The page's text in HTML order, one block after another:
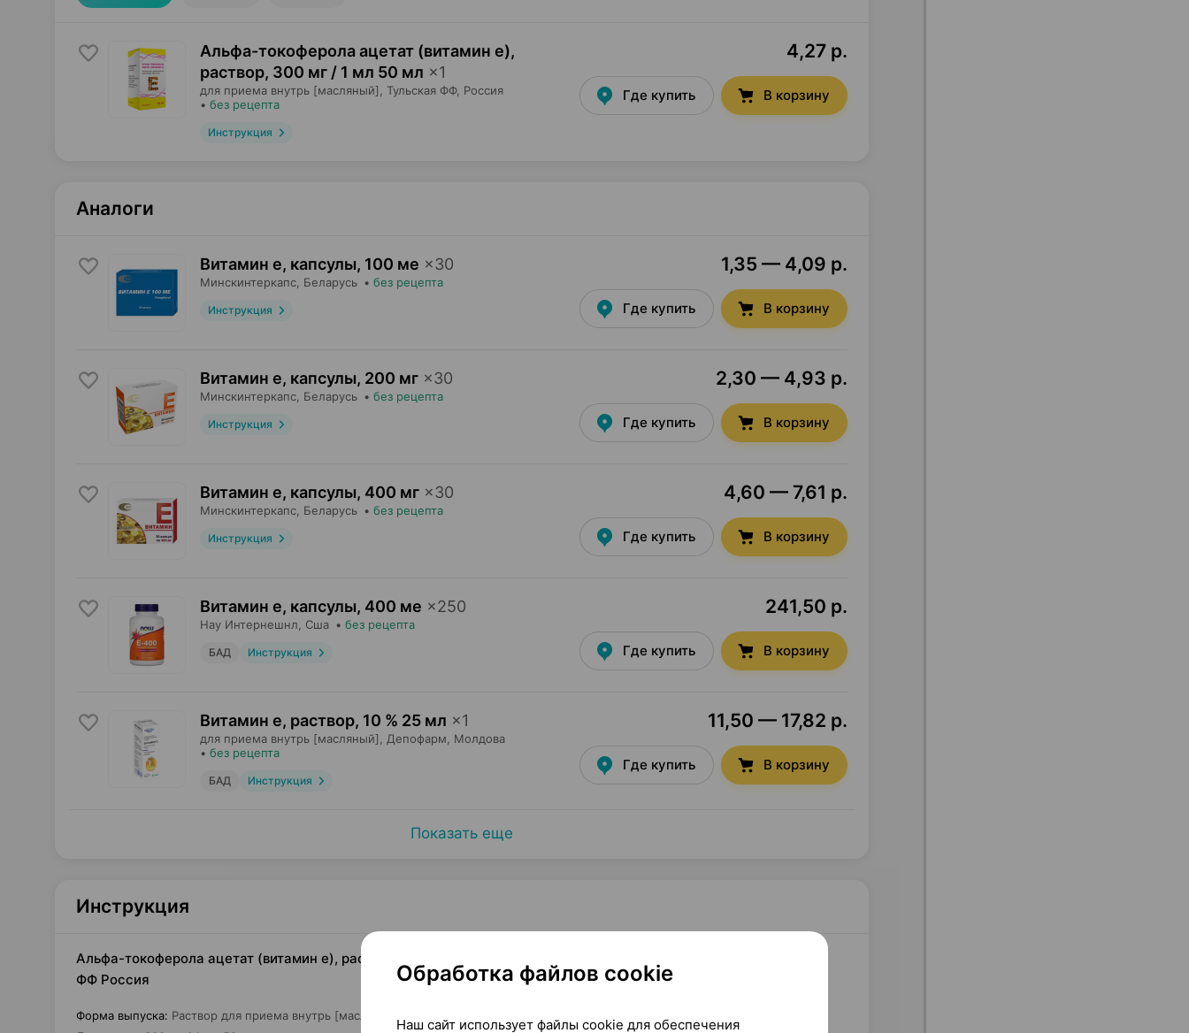
Альфа-токоферола ацетат (витамин е),
раствор, 300 мг / 1 мл 50 мл ×1
для приема внутрь [масляный], Тульская ФФ, Россия
• без рецепта
Инструкция
4,27 р.
Где купить В корзину
Аналоги
Витамин е, капсулы, 100 ме ×30
Минскинтеркапс , Беларусь • без рецепта
Инструкция
1,35 — 4,09 р.
Где купить В корзину
Витамин е, капсулы, 200 мг ×30
Минскинтеркапс , Беларусь • без рецепта
Инструкция
2,30 — 4,93 р.
Где купить В корзину
Витамин е, капсулы, 400 мг ×30
Минскинтеркапс , Беларусь • без рецепта
Инструкция
4,60 — 7,61 р.
Где купить В корзину
Витамин е, капсулы, 400 ме ×250
Нау Интернешнл , Сша • без рецепта
БАД Инструкция
241,50 р.
Где купить В корзину
Витамин е, раствор, 10 % 25 мл ×1
для приема внутрь [масляный], Депофарм , Молдова
• без рецепта
БАД Инструкция
11,50 — 17,82 р.
Где купить В корзину
Показать еще
Инструкция
Альфа-токоферола ацетат (витамин е), раствор для приема внутрь [масляный], 300 мг / 1 мл 50 мл ×1, Тульская
ФФ Россия
Форма выпуска: Раствор для приема внутрь [масляный]
Обработка файлов cookie
Наш сайт использует файлы cookie для обеспечения